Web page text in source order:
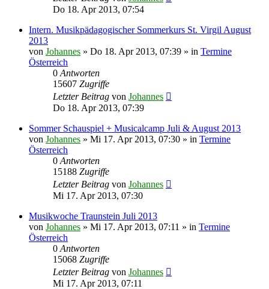
Do 18. Apr 2013, 07:54
Intern. Musikpädagogischer Sommerkurs St. Virgil August
2013
von Johannes » Do 18. Apr 2013, 07:39 » in Termine
Österreich
0 Antworten
15607 Zugriffe
Letzter Beitrag von Johannes
Do 18. Apr 2013, 07:39
Sommer Schauspiel + Musicalcamp Juli & August 2013
von Johannes » Mi 17. Apr 2013, 07:30 » in Termine
Österreich
0 Antworten
15188 Zugriffe
Letzter Beitrag von Johannes
Mi 17. Apr 2013, 07:30
Musikwoche Traunstein Juli 2013
von Johannes » Mi 17. Apr 2013, 07:11 » in Termine
Österreich
0 Antworten
15068 Zugriffe
Letzter Beitrag von Johannes
Mi 17. Apr 2013, 07:11